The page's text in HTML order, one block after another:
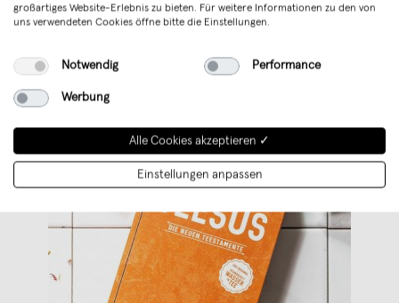
großartiges Website-Erlebnis zu bieten. Für weitere Informationen zu den von
uns verwendeten Cookies öffne bitte die Einstellungen.
Notwendig Performance
Werbung
Alle Cookies akzeptieren ✓
Einstellungen anpassen